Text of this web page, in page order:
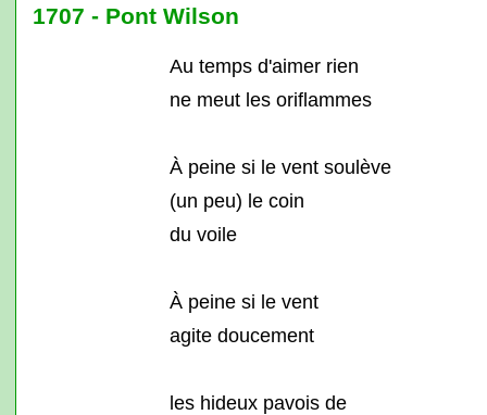
1707 - Pont Wilson
Au temps d'aimer rien
ne meut les oriflammes
À peine si le vent soulève
(un peu) le coin
du voile
À peine si le vent
agite doucement
les hideux pavois de